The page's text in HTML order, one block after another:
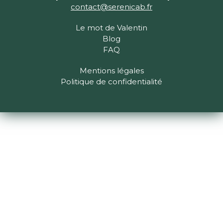
contact@serenicab.fr
Le mot de Valentin
Blog
FAQ
Mentions légales
Politique de confidentialité